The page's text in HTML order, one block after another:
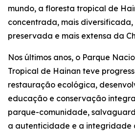
mundo, a floresta tropical de
concentrada, mais diversificada,
preservada e mais extensa da
Nos últimos anos, o Parque
Tropical de Hainan teve
restauração ecológica,
educação e conservação
parque-comunidade,
a autenticidade e a integridade